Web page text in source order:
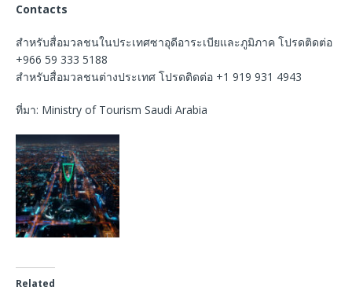
Contacts
สำหรับสื่อมวลชนในประเทศซาอุดีอาระเบียและภูมิภาค โปรดติดต่อ
+966 59 333 5188
สำหรับสื่อมวลชนต่างประเทศ โปรดติดต่อ +1 919 931 4943
ที่มา: Ministry of Tourism Saudi Arabia
Related